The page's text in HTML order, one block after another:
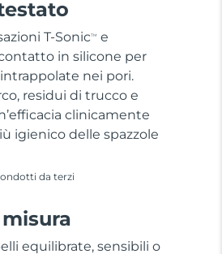
T-SonicTM
e
in silicone per
nei pori.
residui di trucco e
clinicamente
igienico delle spazzole
da terzi
equilibrate, sensibili o